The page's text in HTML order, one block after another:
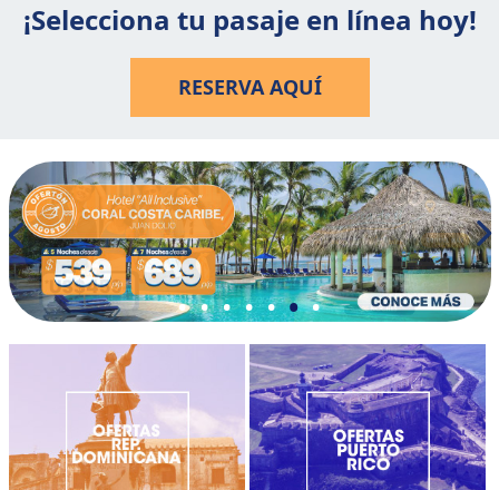
¡Selecciona tu pasaje en línea hoy!
RESERVA AQUÍ
• • • • • • •